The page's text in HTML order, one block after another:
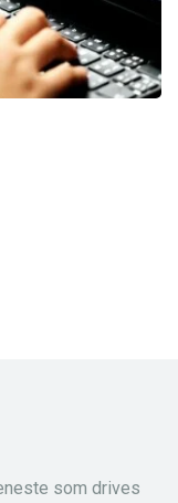
som drives